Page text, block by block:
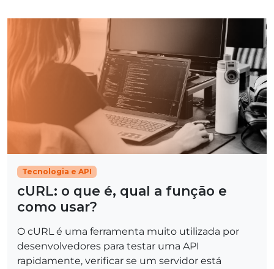
Tecnologia e API
cURL: o que é, qual a função e
como usar?
O cURL é uma ferramenta muito utilizada por
desenvolvedores para testar uma API
rapidamente, verificar se um servidor está